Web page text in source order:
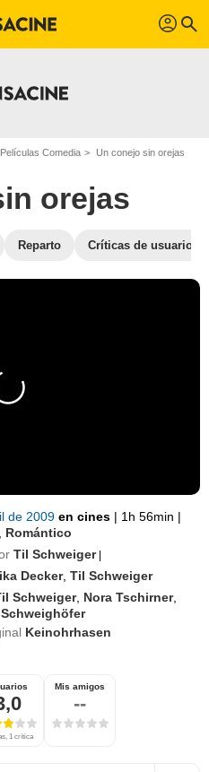
profil search
Películas Comedia Un conejo sin orejas
orejas
Reparto Críticas de usuarios
de 2009en cines | 1h 56min |
Romántico
Til Schweiger |
Decker,Til Schweiger
Schweiger, Nora Tschirner,
Keinohrhasen
1 crítica
Mis amigos
--